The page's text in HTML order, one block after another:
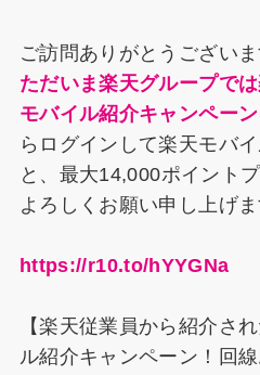
ご訪問ありがとうございま
ただいま楽天グループで
モバイル紹介キャンペーン
らログインして楽天モバ
と、最大14,000ポイント
よろしくお願い申し上げま
https://r10.to/hYYGNa
【楽天従業員から紹介さ
ル紹介キャンペーン！回